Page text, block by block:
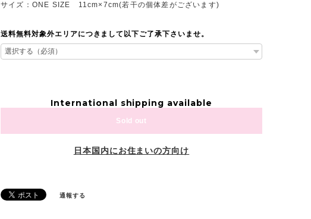
サイズ：ONE SIZE 11cm×7cm(若干の個体差がございます)
送料無料対象外エリアにつきまして以下ご了承下さいませ。
International shipping available
Sold out
日本国内にお住まいの方向け
通報する